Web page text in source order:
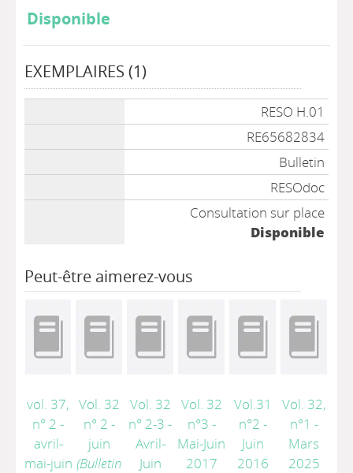
Disponible
EXEMPLAIRES (1)
RESO H.01
RE65682834
Bulletin
RESOdoc
Consultation sur place
Disponible
Peut-être aimerez-vous
vol. 37,
n° 2 -
avril-
mai-juin
Vol. 32
n° 2 -
juin
(Bulletin
Vol. 32
n° 2-3 -
Avril-
Juin
Vol. 32
n°3 -
Mai-Juin
2017
Vol.31
n°2 -
Juin
2016
Vol. 32,
n°1 -
Mars
2025